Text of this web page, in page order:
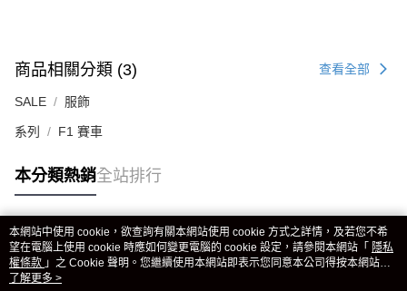
商品相關分類 (3) 查看全部
SALE 服飾
系列 F1 賽車
本分類熱銷全站排行
熱門標籤
本網站中使用 cookie，欲查詢有關本網站使用 cookie 方式之詳情，及若您不希
望在電腦上使用 cookie 時應如何變更電腦的 cookie 設定，請參閱本網站「 隱私
權條款 」之 Cookie 聲明。您繼續使用本網站即表示您同意本公司得按本網站使
用條款之 Cookie 聲明使用 cookie。
了解更多 >